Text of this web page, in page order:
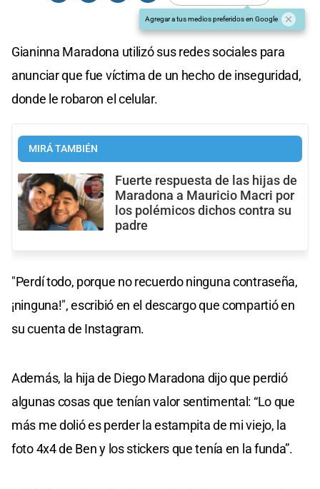
Agregar a tus medios preferidos en Google
Gianinna Maradona utilizó sus redes sociales para
anunciar que fue víctima de un hecho de inseguridad,
donde le robaron el celular.
MIRÁ TAMBIÉN
Fuerte respuesta de las hijas de
Maradona a Mauricio Macri por
los polémicos dichos contra su
padre
"Perdí todo, porque no recuerdo ninguna contraseña,
¡ninguna!", escribió en el descargo que compartió en
su cuenta de Instagram.
Además, la hija de Diego Maradona dijo que perdió
algunas cosas que tenían valor sentimental: “Lo que
más me dolió es perder la estampita de mi viejo, la
foto 4x4 de Ben y los stickers que tenía en la funda”.